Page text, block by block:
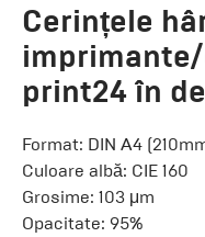
Cerințele
print24 în
Format: DIN A4
Culoare albă: CIE 160
Grosime: 103 μm
Opacitate: 95%